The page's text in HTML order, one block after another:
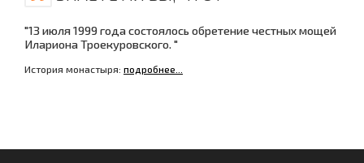
"13 июля 1999 года состоялось обретение честных мощей
Илариона Троекуровского. "
История монастыря: подробнее...